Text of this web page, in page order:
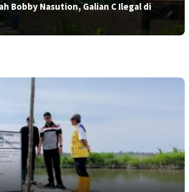
Bobby Nasution, Galian C Ilegal di